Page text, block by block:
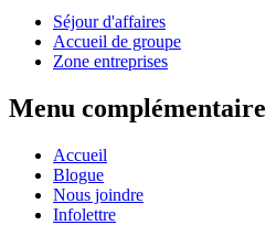
Séjour d'affaires
Accueil de groupe
Zone entreprises
Menu complémentaire
Accueil
Blogue
Nous joindre
Infolettre